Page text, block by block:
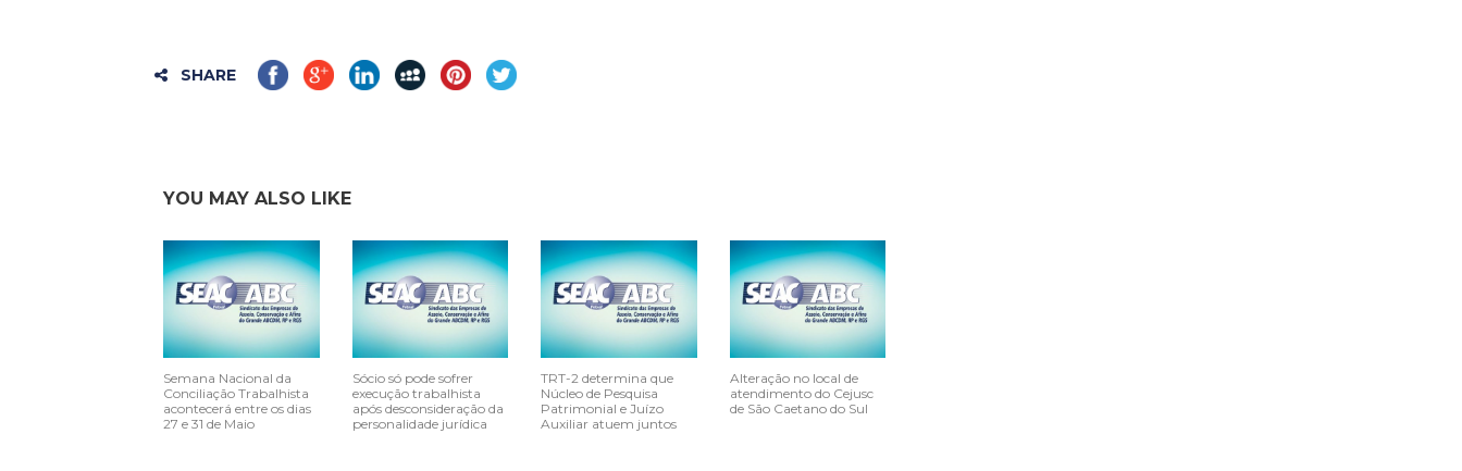
SHARE
YOU MAY ALSO LIKE
Semana Nacional da
Conciliação Trabalhista
acontecerá entre os dias
27 e 31 de Maio
Sócio só pode sofrer
execução trabalhista
após desconsideração da
personalidade jurídica
TRT-2 determina que
Núcleo de Pesquisa
Patrimonial e Juízo
Auxiliar atuem juntos
Alteração no local de
atendimento do Cejusc
de São Caetano do Sul